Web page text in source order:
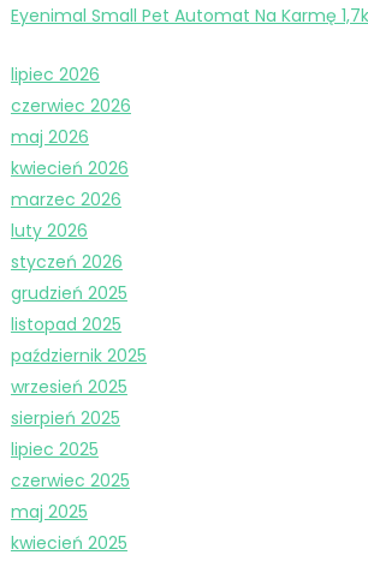
Eyenimal Small Pet Automat Na Karmę
lipiec 2026
czerwiec 2026
maj 2026
kwiecień 2026
marzec 2026
luty 2026
styczeń 2026
grudzień 2025
listopad 2025
październik 2025
wrzesień 2025
sierpień 2025
lipiec 2025
czerwiec 2025
maj 2025
kwiecień 2025